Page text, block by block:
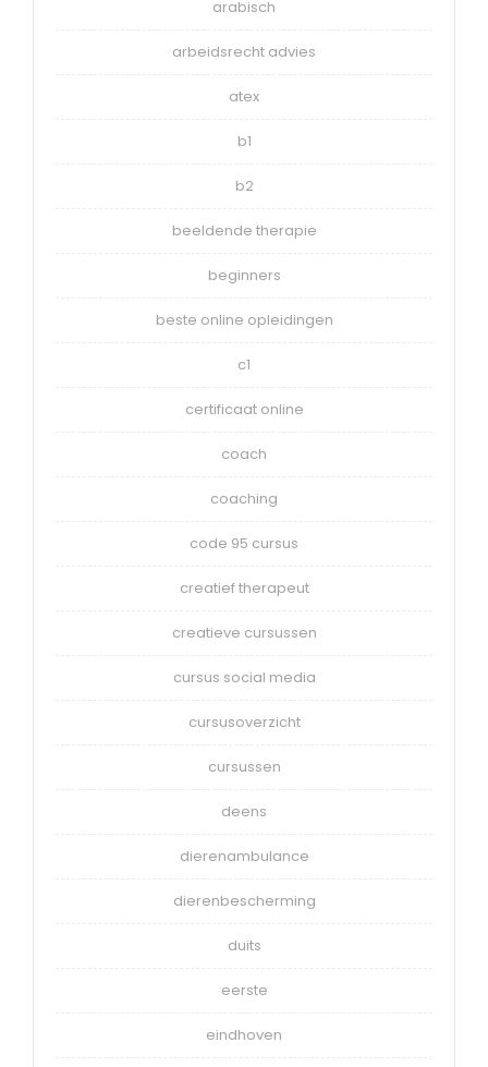
arabisch
arbeidsrecht advies
atex
b1
b2
beeldende therapie
beginners
beste online opleidingen
c1
certificaat online
coach
coaching
code 95 cursus
creatief therapeut
creatieve cursussen
cursus social media
cursusoverzicht
cursussen
deens
dierenambulance
dierenbescherming
duits
eerste
eindhoven